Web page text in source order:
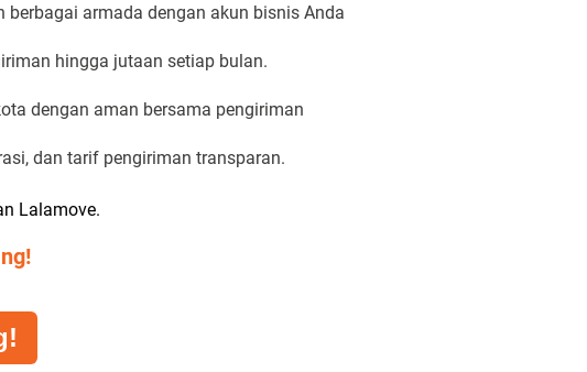
armada dengan akun bisnis Anda
hingga jutaan setiap bulan.
dengan aman bersama pengiriman
dan tarif pengiriman transparan.
Lalamove.